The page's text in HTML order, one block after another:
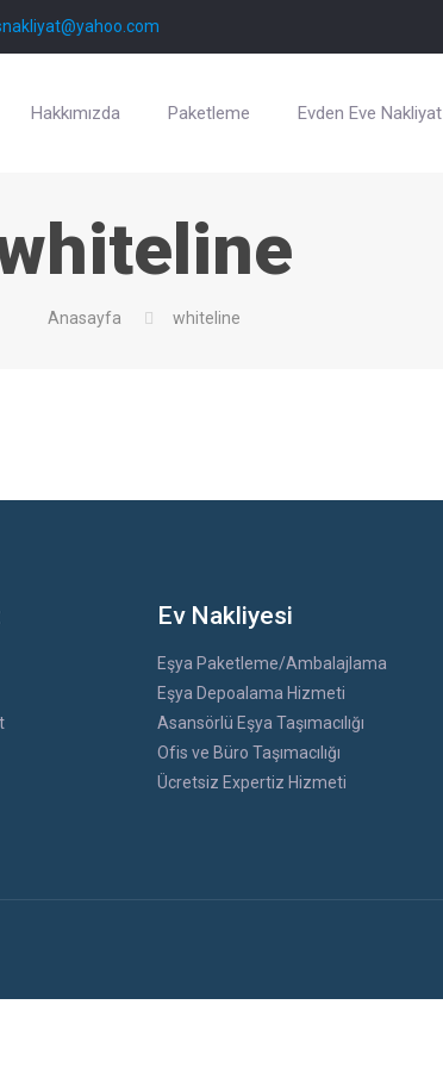
Hakkımızda Paketleme Evden Eve Nakliyat
Anasayfa whiteline
Ev Nakliyesi
Eşya Paketleme/Ambalajlama
Eşya Depoalama Hizmeti
Asansörlü Eşya Taşımacılığı
Ofis ve Büro Taşımacılığı
Ücretsiz Expertiz Hizmeti